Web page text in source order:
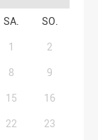
SA.
SO.
1
2
8
9
15
16
22
23